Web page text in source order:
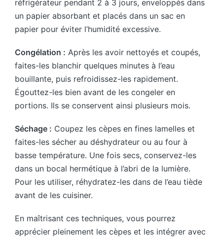
réfrigérateur pendant 2 à 3 jours, enveloppés dans
un papier absorbant et placés dans un sac en
papier pour éviter l’humidité excessive.
Congélation : Après les avoir nettoyés et coupés,
faites-les blanchir quelques minutes à l’eau
bouillante, puis refroidissez-les rapidement.
Égouttez-les bien avant de les congeler en
portions. Ils se conservent ainsi plusieurs mois.
Séchage : Coupez les cèpes en fines lamelles et
faites-les sécher au déshydrateur ou au four à
basse température. Une fois secs, conservez-les
dans un bocal hermétique à l’abri de la lumière.
Pour les utiliser, réhydratez-les dans de l’eau tiède
avant de les cuisiner.
En maîtrisant ces techniques, vous pourrez
apprécier pleinement les cèpes et les intégrer avec